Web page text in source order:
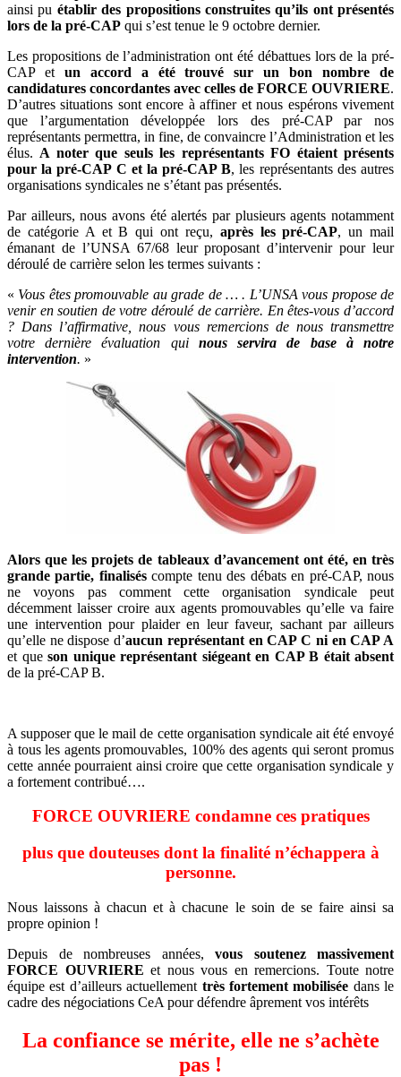
ainsi pu établir des propositions construites qu’ils ont présentés
lors de la pré-CAP qui s’est tenue le 9 octobre dernier.
Les propositions de l’administration ont été débattues lors de la pré-
CAP et un accord a été trouvé sur un bon nombre de
candidatures concordantes avec celles de FORCE OUVRIERE.
D’autres situations sont encore à affiner et nous espérons vivement
que l’argumentation développée lors des pré-CAP par nos
représentants permettra, in fine, de convaincre l’Administration et les
élus. A noter que seuls les représentants FO étaient présents
pour la pré-CAP C et la pré-CAP B, les représentants des autres
organisations syndicales ne s’étant pas présentés.
Par ailleurs, nous avons été alertés par plusieurs agents notamment
de catégorie A et B qui ont reçu, après les pré-CAP, un mail
émanant de l’UNSA 67/68 leur proposant d’intervenir pour leur
déroulé de carrière selon les termes suivants :
« Vous êtes promouvable au grade de … . L’UNSA vous propose de
venir en soutien de votre déroulé de carrière. En êtes-vous d’accord
? Dans l’affirmative, nous vous remercions de nous transmettre
votre dernière évaluation qui nous servira de base à notre
intervention. »
Alors que les projets de tableaux d’avancement ont été, en très
grande partie, finaliséscompte tenu des débats en pré-CAP, nous
ne voyons pas comment cette organisation syndicale peut
décemment laisser croire aux agents promouvables qu’elle va faire
une intervention pour plaider en leur faveur, sachant par ailleurs
qu’elle ne dispose d’aucun représentant en CAP C ni en CAP A
et que son unique représentant siégeant en CAP B était absent
de la pré-CAP B.
A supposer que le mail de cette organisation syndicale ait été envoyé
à tous les agents promouvables, 100% des agents qui seront promus
cette année pourraient ainsi croire que cette organisation syndicale y
a fortement contribué….
FORCE OUVRIERE condamne ces pratiques
plus que douteuses dont la finalité n’échappera à
personne.
Nous laissons à chacun et à chacune le soin de se faire ainsi sa
propre opinion !
Depuis de nombreuses années, vous soutenez massivement
FORCE OUVRIERE et nous vous en remercions. Toute notre
équipe est d’ailleurs actuellement très fortement mobilisée dans le
cadre des négociations CeA pour défendre âprement vos intérêts
La confiance se mérite, elle ne s’achète
pas !